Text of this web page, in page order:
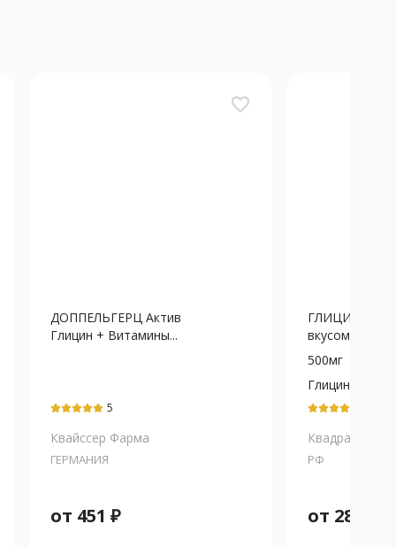
favorite_border
ДОППЕЛЬГЕРЦ Актив
Глицин + Витамины...
5
Квайссер Фарма
ГЕРМАНИЯ
от 451 ₽
ГЛИЦИН
вкусом Вишни
500мг
Глицин
Квадрат-С
РФ
от 289